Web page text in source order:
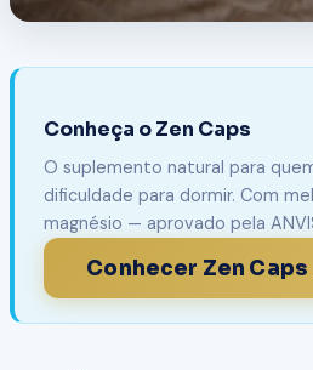
Conheça o Zen Caps
O suplemento natural para
dificuldade para dormir. Com
magnésio — aprovado pela
Conhecer Zen Caps